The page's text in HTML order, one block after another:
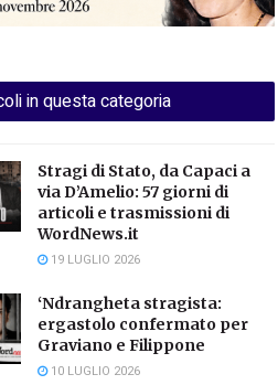
in questa categoria
Stragi di Stato, da Capaci a
via D’Amelio: 57 giorni di
articoli e trasmissioni di
WordNews.it
19 LUGLIO 2026
‘Ndrangheta stragista:
ergastolo confermato per
Graviano e Filippone
10 LUGLIO 2026